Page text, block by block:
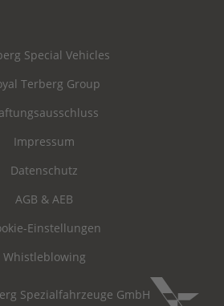
Special Vehicles
Terberg Group
Impressum
Datenschutz
AGB & AEB
Einstellungen
Whistleblowing
Spezialfahrzeuge GmbH